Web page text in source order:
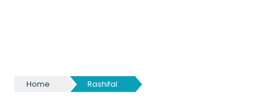
Home Rashifal